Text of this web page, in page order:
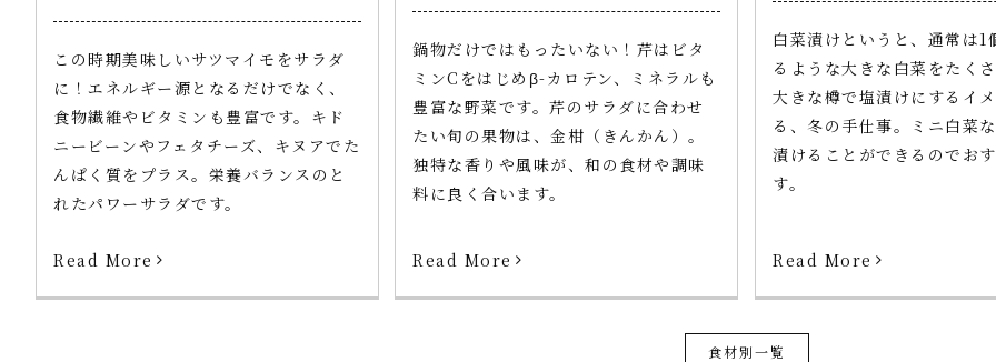
この時期美味しいサツマイモをサラダ
に！エネルギー源となるだけでなく、
食物繊維やビタミンも豊富です。キド
ニービーンやフェタチーズ、キヌアでた
んぱく質をプラス。栄養バランスのと
れたパワーサラダです。
Read More
鍋物だけではもったいない！芹はビタ
ミンCをはじめβ-カロテン、ミネラルも
豊富な野菜です。芹のサラダに合わせ
たい旬の果物は、金柑（きんかん）。
独特な香りや風味が、和の食材や調味
料に良く合います。
Read More
白菜漬けというと、通常は
るような大きな白菜をたく
大きな樽で塩漬けにするイ
る、冬の手仕事。ミニ白菜
漬けることができるのでお
す。
Read More
食材別一覧